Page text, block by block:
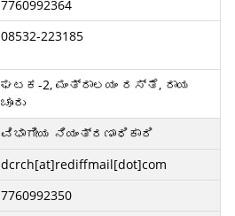
7760992364
08532-223185
ಘಟಕ-2, ಮಂತ್ರಾಲಯಂ ರಸ್ತೆ, ರಾಯ
ಚೂರು
ವಿಭಾಗೀಯ ನಿಯಂತ್ರಣಾಧಿಕಾರಿ
dcrch[at]rediffmail[dot]com
7760992350